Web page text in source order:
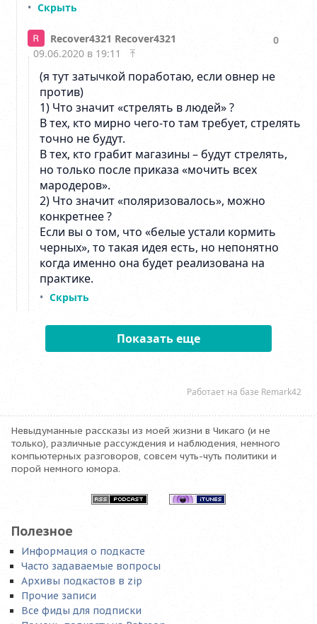
Невыдуманные рассказы из моей жизни в Чикаго (и не
только), различные рассуждения и наблюдения, немного
компьютерных разговоров, совсем чуть-чуть политики и
порой немного юмора.
Полезное
Информация о подкасте
Часто задаваемые вопросы
Архивы подкастов в zip
Прочие записи
Все фиды для подписки